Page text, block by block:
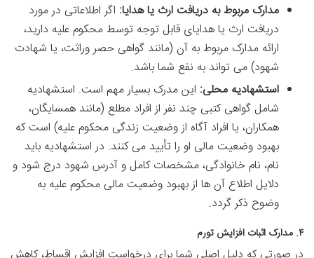
مدارک مربوط به دریافت ارث یا هدایا: اگر اطلاعاتی در مورد
دریافت ارث یا هدایای قابل توجه توسط محکوم علیه دارید،
ارائه مدارک مربوط به آن (مانند گواهی حصر وراثت، یا شهادت
شهود) می تواند به نفع شما باشد.
استشهادیه محلی: این مدرک بسیار مهم است. استشهادیه
شامل گواهی کتبی چند نفر از افراد مطلع (مانند همسایگان،
همکاران، یا افراد آگاه از وضعیت زندگی محکوم علیه) است که
بهبود وضعیت مالی او را تأیید می کنند. در استشهادیه باید
نام، نام خانوادگی، مشخصات کامل و آدرس شهود درج شود و
دلایل اطلاع آن ها از بهبود وضعیت مالی محکوم علیه به
وضوح ذکر گردد.
۴. مدارک اثبات افزایش تورم